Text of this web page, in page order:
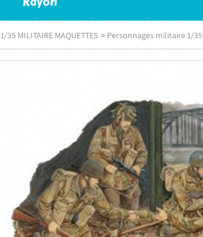
1/35 MILITAIRE MAQUETTES > Personnages militaire 1/35